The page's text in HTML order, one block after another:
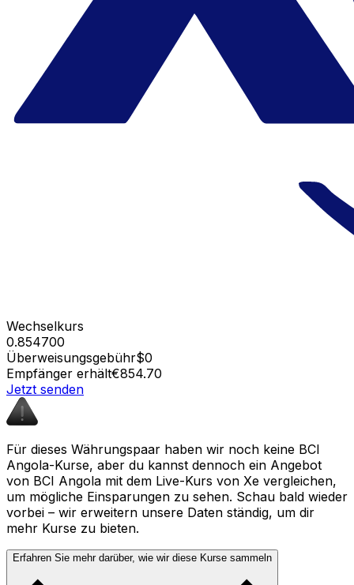
Wechselkurs
0.854700
Überweisungsgebühr$0
Empfänger erhält€854.70
Jetzt senden
Für dieses Währungspaar haben wir noch keine BCI
Angola-Kurse, aber du kannst dennoch ein Angebot
von BCI Angola mit dem Live-Kurs von Xe vergleichen,
um mögliche Einsparungen zu sehen. Schau bald wieder
vorbei – wir erweitern unsere Daten ständig, um dir
mehr Kurse zu bieten.
Erfahren Sie mehr darüber, wie wir diese Kurse sammeln